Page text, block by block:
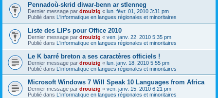
Pennadoù-skrid diwar-benn ar stlenneg
Dernier message par drouizig « lun. févr. 01, 2010 3:31 pm
Publié dans L'informatique en langues régionales et minoritaires
Liste des LIPs pour Office 2010
Dernier message par drouizig « ven. janv. 22, 2010 5:35 pm
Publié dans L'informatique en langues régionales et minoritaires
Le K barré breton a ses caractères officiels !
Dernier message par drouizig « lun. janv. 18, 2010 5:55 pm
Publié dans L'informatique en langues régionales et minoritaires
Microsoft Windows 7 Will Speak 10 Languages from Africa
Dernier message par drouizig « ven. janv. 15, 2010 6:21 pm
Publié dans L'informatique en langues régionales et minoritaires